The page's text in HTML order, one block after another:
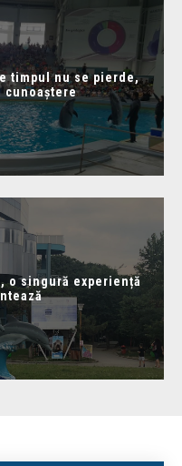
timpul nu se pierde,
cunoaștere
o singură experiență